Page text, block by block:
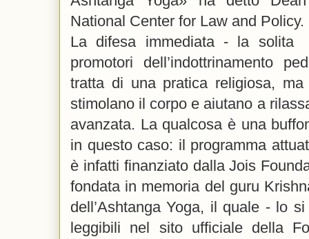
National Center for Law and Policy.
La difesa immediata - la
promotori dell’indottrinamento
tratta di una pratica religiosa,
stimolano il corpo e aiutano a
avanzata. La qualcosa è una
in questo caso: il programma
è infatti finanziato dalla Jois
fondata in memoria del guru
dell’Ashtanga Yoga, il quale - lo
leggibili nel sito ufficiale della